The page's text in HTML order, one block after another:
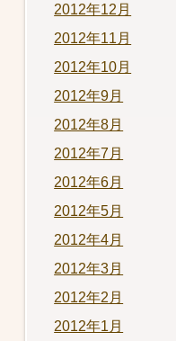
2012年12月
2012年11月
2012年10月
2012年9月
2012年8月
2012年7月
2012年6月
2012年5月
2012年4月
2012年3月
2012年2月
2012年1月